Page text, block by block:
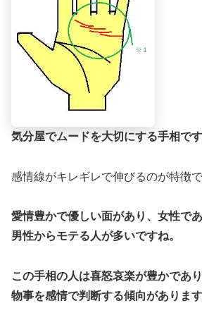
気分屋でムードを大切にする手相です
感情線がキレギレで伸びるのが特徴で
愛情豊かで優しい面があり、女性であ
男性からモテる人が多いですね。
この手相の人は喜怒哀楽が豊かであり
物事を感情で判断する傾向があります